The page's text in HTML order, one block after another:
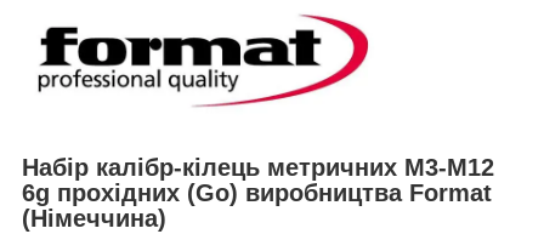
Набір калібр-кілець метричних М3-М12
6g прохідних (Go) виробництва Format
(Німеччина)